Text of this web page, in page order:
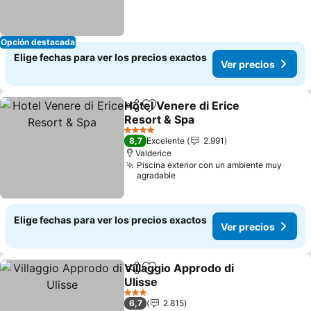
Opción destacada
Elige fechas para ver los precios exactos
Ver precios
CompartirAgregar a favoritos
Hotel Venere di Erice
Resort & Spa
Ver precios
4 Estrellas
8,7 Excelente
2.991
Valderice
Piscina exterior con un ambiente muy
agradable
Elige fechas para ver los precios exactos
Ver precios
CompartirAgregar a favoritos
Villaggio Approdo di
Ulisse
Ver precios
3 Estrellas
6,7
2.815